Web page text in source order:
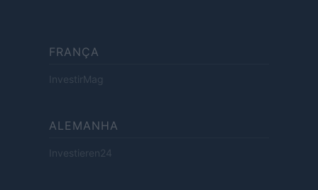
FRANÇA
InvestirMag
ALEMANHA
Investieren24